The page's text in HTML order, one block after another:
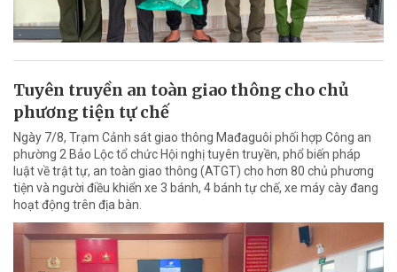
Tuyên truyền an toàn giao thông cho chủ
phương tiện tự chế
Ngày 7/8, Trạm Cảnh sát giao thông Mađaguôi phối hợp Công an
phường 2 Bảo Lộc tổ chức Hội nghị tuyên truyền, phổ biến pháp
luật về trật tự, an toàn giao thông (ATGT) cho hơn 80 chủ phương
tiện và người điều khiển xe 3 bánh, 4 bánh tự chế, xe máy cày đang
hoạt động trên địa bàn.